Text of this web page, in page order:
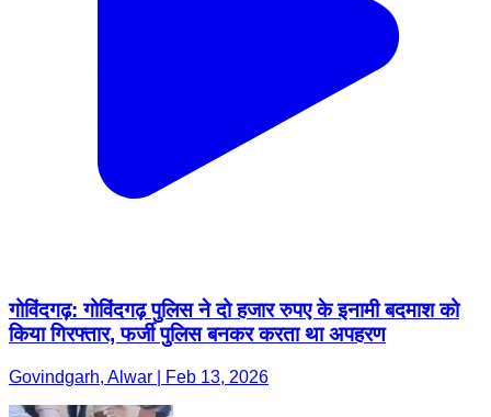
गोविंदगढ़: गोविंदगढ़ पुलिस ने दो हजार रुपए के इनामी बदमाश को
किया गिरफ्तार, फर्जी पुलिस बनकर करता था अपहरण
Govindgarh, Alwar | Feb 13, 2026